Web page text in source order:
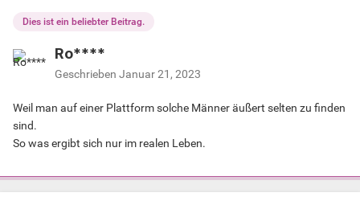
Dies ist ein beliebter Beitrag.
Ro****
Geschrieben Januar 21, 2023
Weil man auf einer Plattform solche Männer äußert selten zu finden
sind.
So was ergibt sich nur im realen Leben.